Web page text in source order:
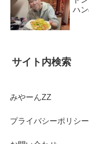
ハ
サイト内検索
みやーんZZ
プライバシーポリシー